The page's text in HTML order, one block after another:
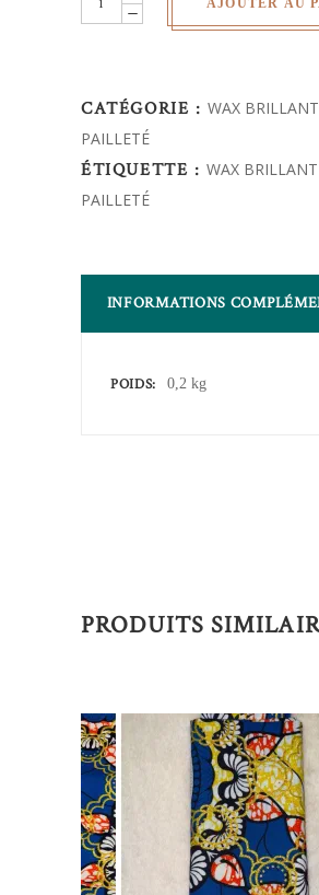
brillant-
quantity
AJOUTER AU
CATÉGORIE :WAX
PAILLETÉ
ÉTIQUETTE :WAX
PAILLETÉ
INFORMATIONS
POIDS 0,2 kg
PRODUITS
AJOUTER AU PANIER